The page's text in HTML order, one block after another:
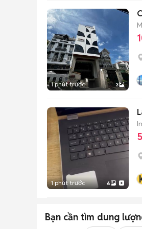
1 phút trước 3
1 phút trước 6
Bạn cần tìm dung